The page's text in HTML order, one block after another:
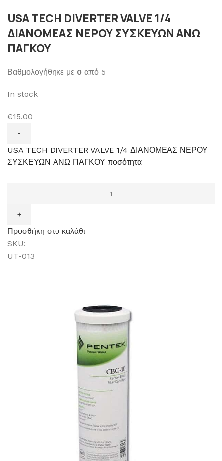
USA TECH DIVERTER VALVE 1/4
ΔΙΑΝΟΜΕΑΣ ΝΕΡΟΥ ΣΥΣΚΕΥΩΝ ΑΝΩ
ΠΑΓΚΟΥ
Βαθμολογήθηκε με 0 από 5
In stock
€15.00
USA TECH DIVERTER VALVE 1/4 ΔΙΑΝΟΜΕΑΣ ΝΕΡΟΥ
ΣΥΣΚΕΥΩΝ ΑΝΩ ΠΑΓΚΟΥ ποσότητα
Προσθήκη στο καλάθι
SKU:
UT-013